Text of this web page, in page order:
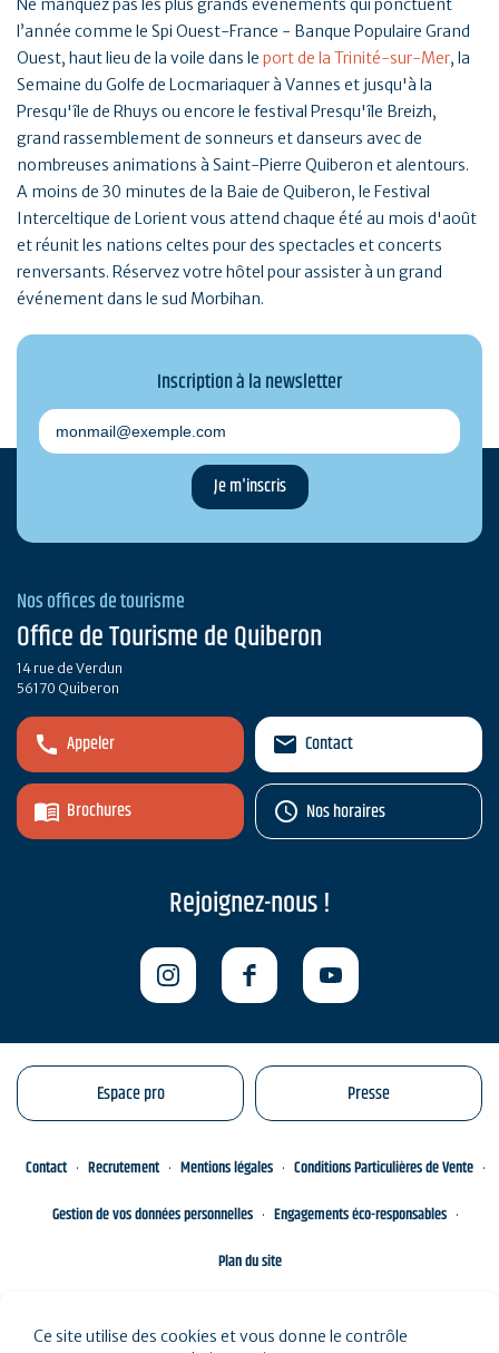
Ne manquez pas les plus grands événements qui ponctuent
l’année comme le Spi Ouest-France - Banque Populaire Grand
Ouest, haut lieu de la voile dans le port de la Trinité-sur-Mer, la
Semaine du Golfe de Locmariaquer à Vannes et jusqu'à la
Presqu'île de Rhuys ou encore le festival Presqu'île Breizh,
grand rassemblement de sonneurs et danseurs avec de
nombreuses animations à Saint-Pierre Quiberon et alentours.
A moins de 30 minutes de la Baie de Quiberon, le Festival
Interceltique de Lorient vous attend chaque été au mois d'août
et réunit les nations celtes pour des spectacles et concerts
renversants. Réservez votre hôtel pour assister à un grand
événement dans le sud Morbihan.
Inscription à la newsletter
monmail@exemple.com
Nos offices de tourisme
Office de Tourisme de Quiberon
14 rue de Verdun
56170 Quiberon
Appeler
Brochures
Contact
Nos horaires
Rejoignez-nous !
Espace pro Presse
Contact Recrutement Mentions légales
Conditions Particulières de Vente
Gestion de vos données personnelles
Engagements éco-responsables
Plan du site
Ce site utilise des cookies et vous donne le contrôle